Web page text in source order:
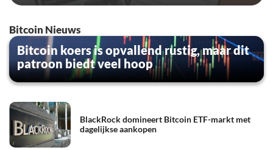
Bitcoin Nieuws
Bitcoin koers is opvallend rustig, maar dit
patroon biedt veel hoop
BlackRock domineert Bitcoin ETF-markt met
dagelijkse aankopen